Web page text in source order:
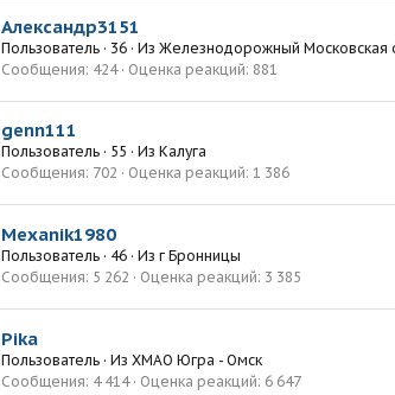
Александр3151
Пользователь · 36 · Из Железнодорожный Московская
Сообщения 424 Оценка реакций 881
genn111
Пользователь · 55 · Из Калуга
Сообщения 702 Оценка реакций 1 386
Mexanik1980
Пользователь · 46 · Из г Бронницы
Сообщения 5 262 Оценка реакций 3 385
Pika
Пользователь · Из ХМАО Югра - Омск
Сообщения 4 414 Оценка реакций 6 647